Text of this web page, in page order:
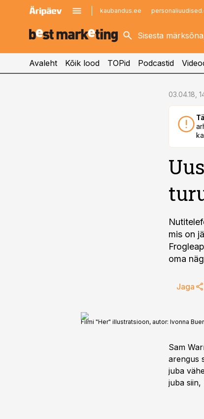
kaubandus.ee
kinnisvarauudised.ee
logistikauudised.ee
imelineajalugu.ee
Avaleht Kõik lood TOPid Podcastid
03.04.18,
mis on
oma
Jaga
Filmi "Her" illustratsioon, autor: Ivonna
Sam
arengus
juba
juba siin,